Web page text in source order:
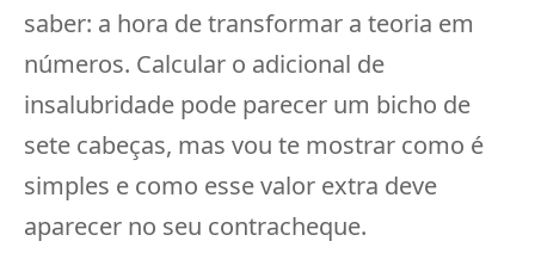
saber: a hora de transformar a teoria em
números. Calcular o adicional de
insalubridade pode parecer um bicho de
sete cabeças, mas vou te mostrar como é
simples e como esse valor extra deve
aparecer no seu contracheque.